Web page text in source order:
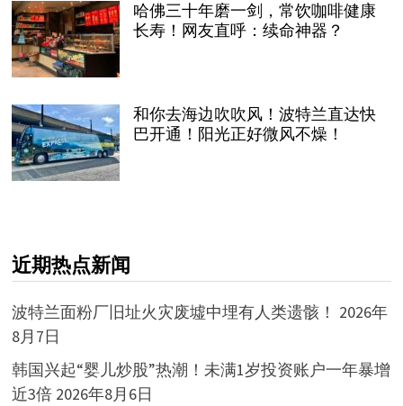
哈佛三十年磨一剑，常饮咖啡健康
长寿！网友直呼：续命神器？
和你去海边吹吹风！波特兰直达快
巴开通！阳光正好微风不燥！
近期热点新闻
波特兰面粉厂旧址火灾废墟中埋有人类遗骸！ 2026年
8月7日
韩国兴起“婴儿炒股”热潮！未满1岁投资账户一年暴增
近3倍 2026年8月6日